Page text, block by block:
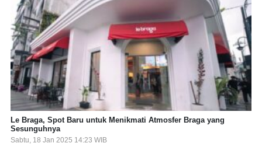
Le Braga, Spot Baru untuk Menikmati Atmosfer Braga yang
Sesunguhnya
Sabtu, 18 Jan 2025 14:23 WIB